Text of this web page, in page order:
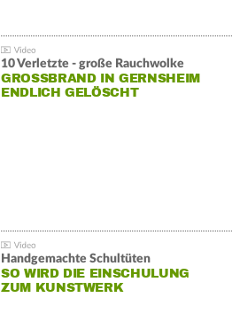
10 Verletzte - große Rauchwolke
GROSSBRAND IN GERNSHEIM E
NDLICH GELÖSCHT
Handgemachte Schultüten
SO WIRD DIE EINSCHULUNG
ZUM KUNSTWERK